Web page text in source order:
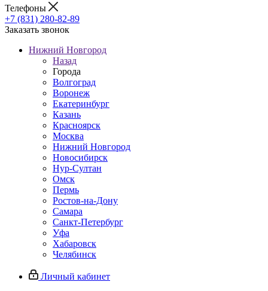
Телефоны
+7 (831) 280-82-89
Заказать звонок
Нижний Новгород
Назад
Города
Волгоград
Воронеж
Екатеринбург
Казань
Красноярск
Москва
Нижний Новгород
Новосибирск
Нур-Султан
Омск
Пермь
Ростов-на-Дону
Самара
Санкт-Петербург
Уфа
Хабаровск
Челябинск
Личный кабинет